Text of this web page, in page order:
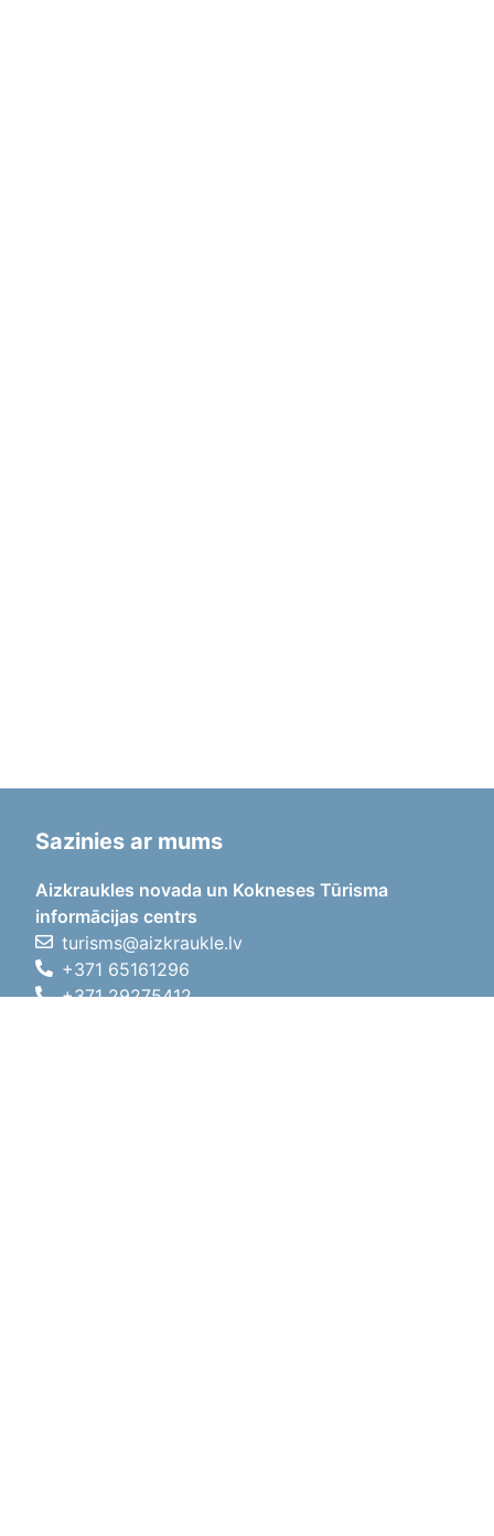
Sazinies ar mums
Aizkraukles novada un Kokneses Tūrisma
informācijas centrs
turisms@aizkraukle.lv
+371 65161296
+371 29275412